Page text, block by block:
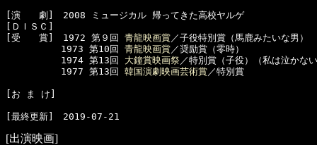
[演　　劇]　2008 ミュージカル 帰ってきた高校ヤルゲ
[ＤＩＳＣ]
[受　　賞]　1972 第９回 青龍映画賞／子役特別賞（馬鹿みたいな男）
1973 第10回 青龍映画賞／奨励賞（零時）
1974 第13回 大鐘賞映画祭／特別賞（子役）（私は泣かな
1977 第13回 韓国演劇映画芸術賞／特別賞
[お ま け]
[出演映画]